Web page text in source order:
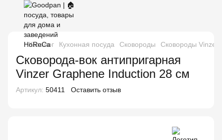
Каталог Кухонная посуда Сковороды Сковороды Vinzer
Сковорода-вок антипригарная
Vinzer Graphene Induction 28 см
Артикул: 50411 Оставить отзыв